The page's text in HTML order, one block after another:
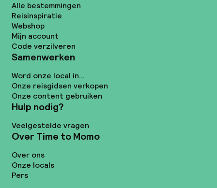
Alle bestemmingen
Reisinspiratie
Webshop
Mijn account
Code verzilveren
Samenwerken
Word onze local in...
Onze reisgidsen verkopen
Onze content gebruiken
Hulp nodig?
Veelgestelde vragen
Over Time to Momo
Over ons
Onze locals
Pers